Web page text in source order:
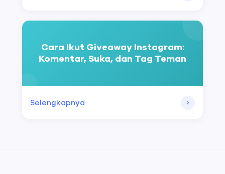
Cara Ikut Giveaway Instagram:
Komentar, Suka, dan Tag Teman
Selengkapnya